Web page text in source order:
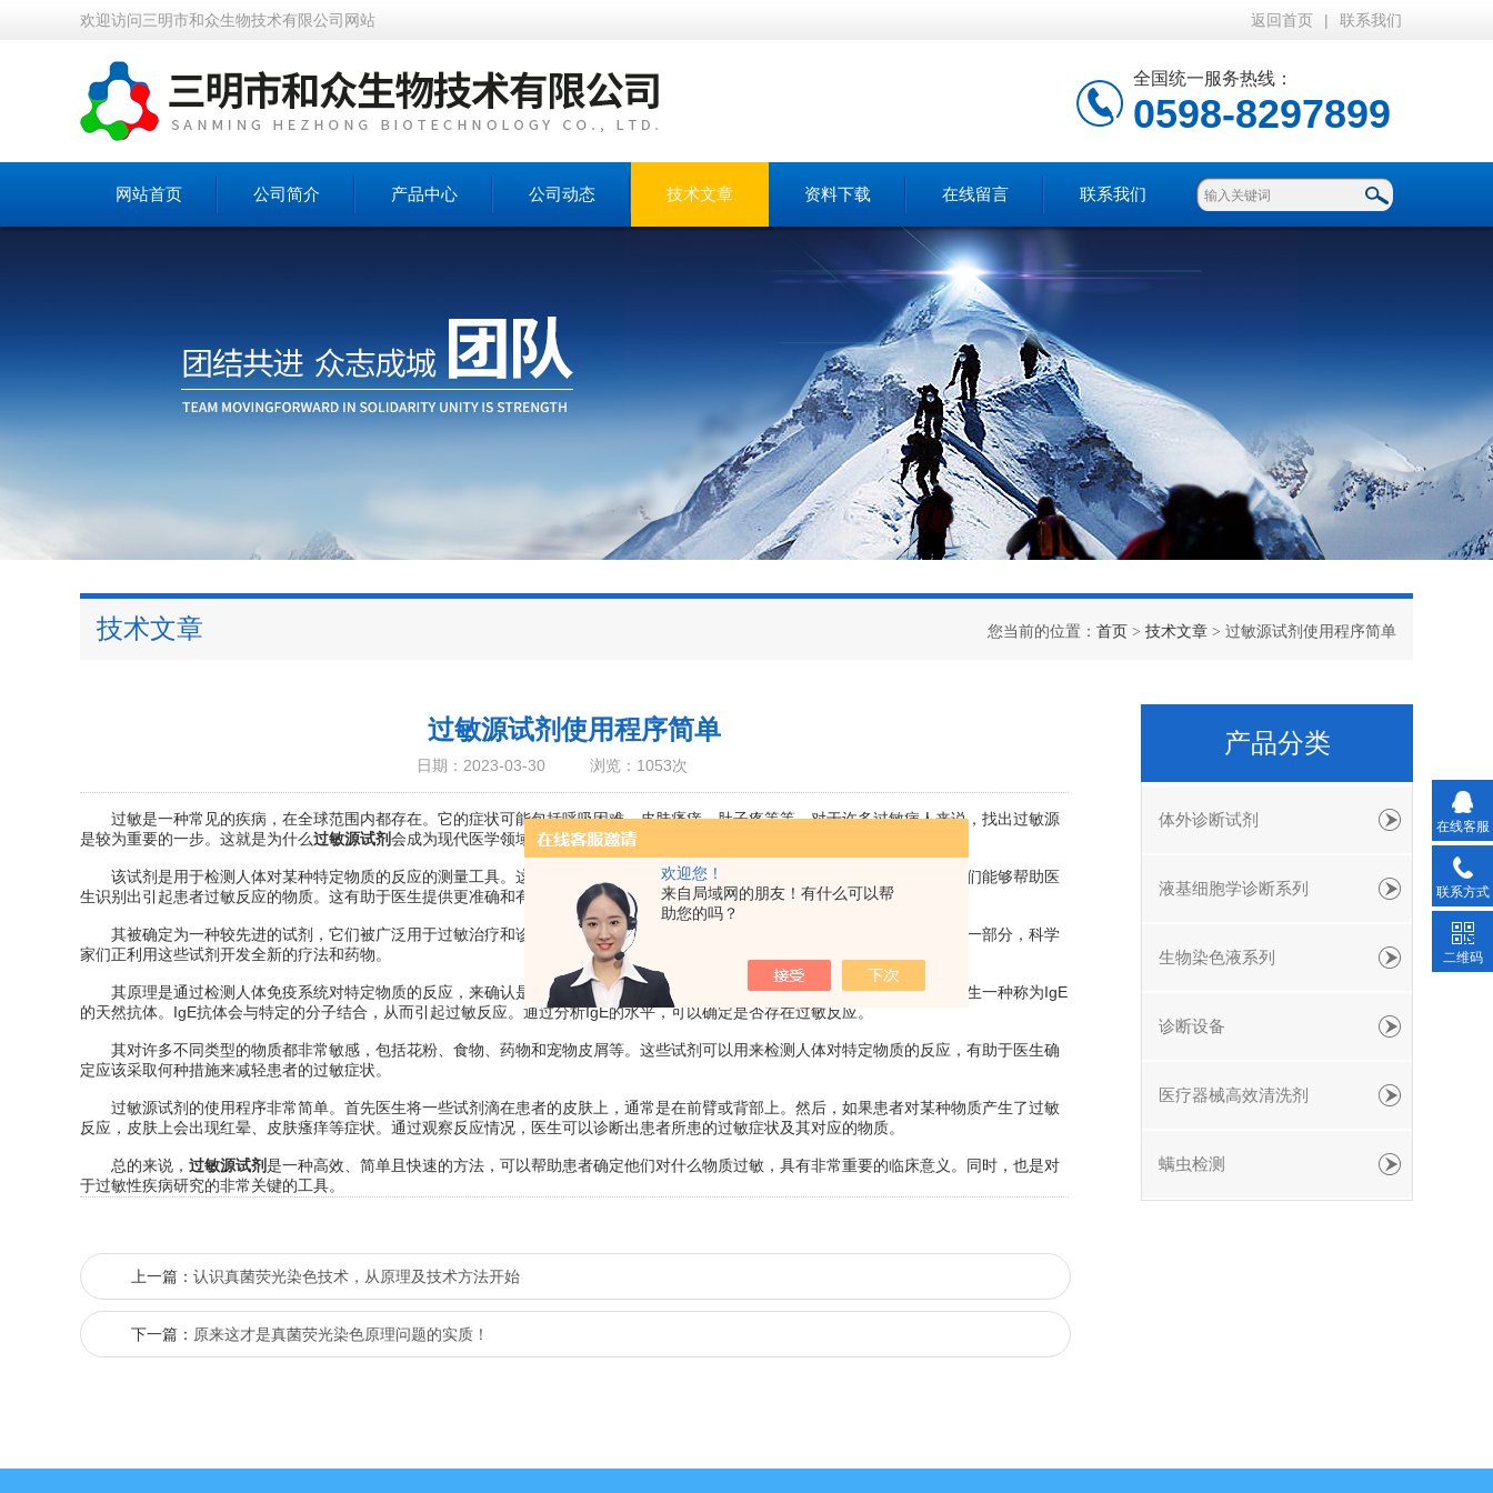
欢迎您！
来自局域网的朋友！有什么可以帮
助您的吗？
欢迎访问三明市和众生物技术有限公司网站 返回首页 | 联系我们
全国统一服务热线：
0598-8297899
网站首页 公司简介 产品中心 公司动态 技术文章 资料下载 在线留言 联系我们
技术文章 您当前的位置： 首页 > 技术文章 > 过敏源试剂使用程序简单
过敏源试剂使用程序简单
日期：2023-03-30 浏览：1053次
过敏是一种常见的疾病，在全球范围内都存在。它的症状可能包括呼吸困难、皮肤瘙痒、肚子疼等等。对于许多过敏病人来说，找出过敏源
是较为重要的一步。这就是为什么过敏源试剂会成为现代医学领域的一种非常重要的工具。
该试剂是用于检测人体对某种特定物质的反应的测量工具。这种试剂在临床诊断和现代医学中扮演着非常重要的角色，因为它们能够帮助医
生识别出引起患者过敏反应的物质。这有助于医生提供更准确和有效的治疗方案。
其被确定为一种较先进的试剂，它们被广泛用于过敏治疗和诊断中。尤其是在现代生物医学研究领域，已经成为了非常重要的一部分，科学
家们正利用这些试剂开发全新的疗法和药物。
其原理是通过检测人体免疫系统对特定物质的反应，来确认是否存在过敏反应。当人体暴露于某种外部物质时，免疫系统会产生一种称为IgE
的天然抗体。IgE抗体会与特定的分子结合，从而引起过敏反应。通过分析IgE的水平，可以确定是否存在过敏反应。
其对许多不同类型的物质都非常敏感，包括花粉、食物、药物和宠物皮屑等。这些试剂可以用来检测人体对特定物质的反应，有助于医生确
定应该采取何种措施来减轻患者的过敏症状。
过敏源试剂的使用程序非常简单。首先医生将一些试剂滴在患者的皮肤上，通常是在前臂或背部上。然后，如果患者对某种物质产生了过敏
反应，皮肤上会出现红晕、皮肤瘙痒等症状。通过观察反应情况，医生可以诊断出患者所患的过敏症状及其对应的物质。
总的来说， 过敏源试剂是一种高效、简单且快速的方法，可以帮助患者确定他们对什么物质过敏，具有非常重要的临床意义。同时，也是对
于过敏性疾病研究的非常关键的工具。
上一篇： 认识真菌荧光染色技术，从原理及技术方法开始
下一篇： 原来这才是真菌荧光染色原理问题的实质！
产品分类
体外诊断试剂
液基细胞学诊断系列
生物染色液系列
诊断设备
医疗器械高效清洗剂
螨虫检测
在线客服
联系方式
二维码